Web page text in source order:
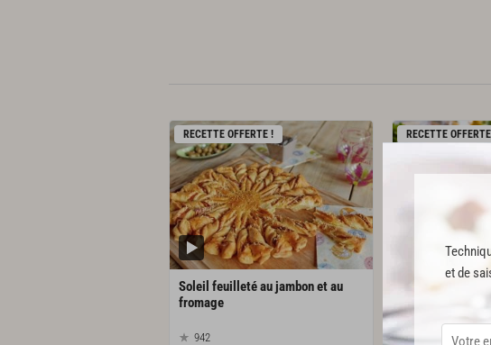
et de
RECETTE OFFERTE !
Soleil feuilleté au jambon et au
fromage
942
RECETTE
Gaspacho